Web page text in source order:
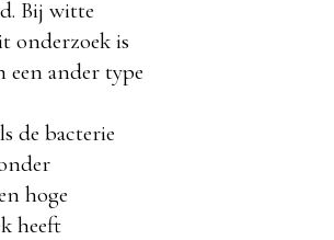
Bij witte
onderzoek is
een ander type
de bacterie
hoge
heeft